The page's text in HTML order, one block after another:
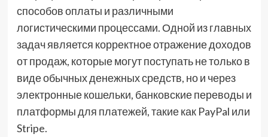
способов оплаты и различными
логистическими процессами. Одной из главных
задач является корректное отражение доходов
от продаж, которые могут поступать не только в
виде обычных денежных средств, но и через
электронные кошельки, банковские переводы и
платформы для платежей, такие как PayPal или
Stripe.